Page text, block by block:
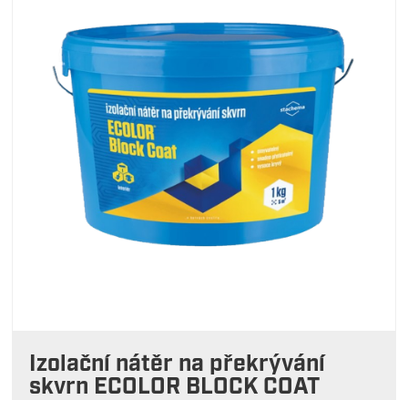
Izolační nátěr na překrývání
skvrn ECOLOR BLOCK COAT